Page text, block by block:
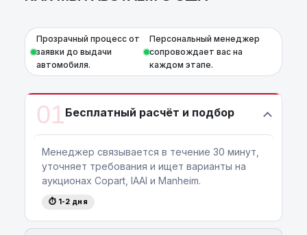
Прозрачный процесс от
заявки до выдачи
автомобиля.
Персональный менеджер
сопровождает вас на
каждом этапе.
01Бесплатный расчёт и подбор
Менеджер связывается в течение 30 минут,
уточняет требования и ищет варианты на
аукционах Copart, IAAI и Manheim.
⏱ 1-2 дня